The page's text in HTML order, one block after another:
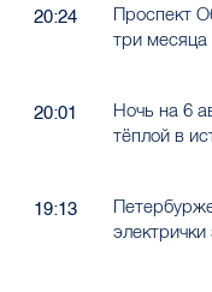
20:24
Проспект
три месяца
20:01
Ночь на 6
тёплой в
19:13
электрички